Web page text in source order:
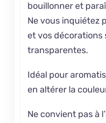
bouillonner et
Ne vous inquiétez
et vos
transparentes.
Idéal pour
en altérer la
Ne convient pas à